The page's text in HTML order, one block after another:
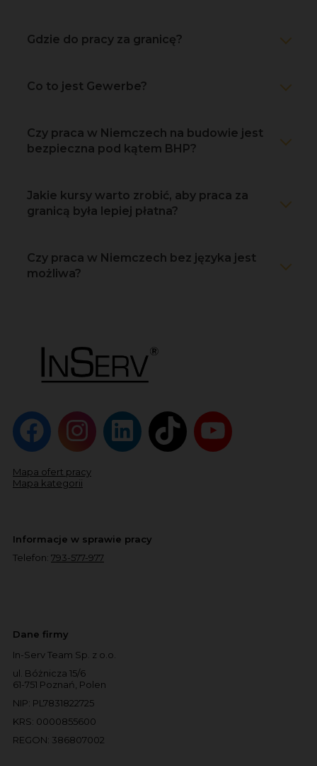
Gdzie do pracy za granicę?
Co to jest Gewerbe?
Czy praca w Niemczech na budowie jest
bezpieczna pod kątem BHP?
Jakie kursy warto zrobić, aby praca za
granicą była lepiej płatna?
Czy praca w Niemczech bez języka jest
możliwa?
Mapa ofert pracy
Mapa kategorii
Informacje w sprawie pracy
Telefon: 793-577-977
Dane firmy
In-Serv Team Sp. z o.o.
ul. Bóżnicza 15/6
61-751 Poznań, Polen
NIP: PL7831822725
KRS: 0000855600
REGON: 386807002